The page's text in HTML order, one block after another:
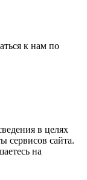
к нам по
в целях
сервисов сайта.
на